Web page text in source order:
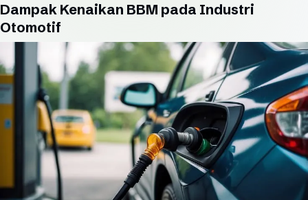
Dampak Kenaikan BBM pada Industri
Otomotif